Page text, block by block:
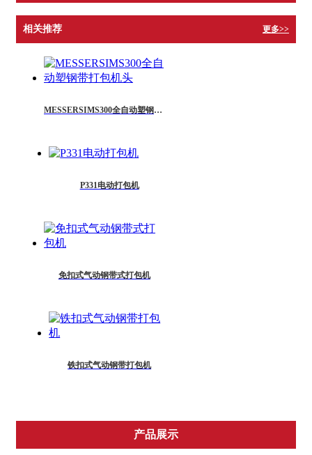
相关推荐 更多>>
MESSERSIMS300全自动塑钢带打包机头
P331电动打包机
免扣式气动钢带式打包机
铁扣式气动钢带打包机
产品展示